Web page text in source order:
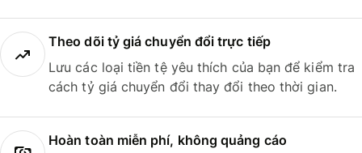
Theo dõi tỷ giá chuyển đổi trực tiếp
Lưu các loại tiền tệ yêu thích của bạn để kiểm tra
cách tỷ giá chuyển đổi thay đổi theo thời gian.
Hoàn toàn miễn phí, không quảng cáo